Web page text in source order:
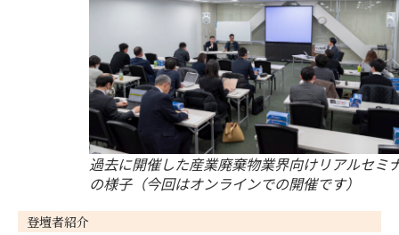
過去に開催した産業廃棄物業界向けリアルセミ
の様子（今回はオンラインでの開催です）
登壇者紹介